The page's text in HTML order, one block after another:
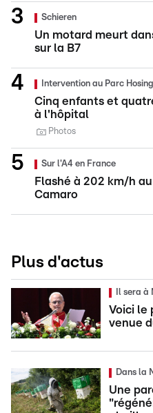
Schieren
Un motard meurt
sur la B7
Intervention au Parc
Cinq enfants et
à l'hôpital
Photos
Sur l'A4 en France
Flashé à 202 km/h
Camaro
Plus d'actus
Il sera à
Voici le
venue
Dans la
Une